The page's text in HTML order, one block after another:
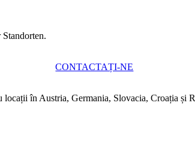
CONTACTAȚI-NE
în Austria, Germania, Slovacia, Croația și